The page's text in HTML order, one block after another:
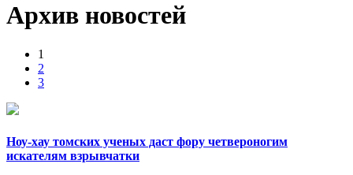
Архив новостей
1
2
3
Ноу-хау томских ученых даст фору четвероногим
искателям взрывчатки